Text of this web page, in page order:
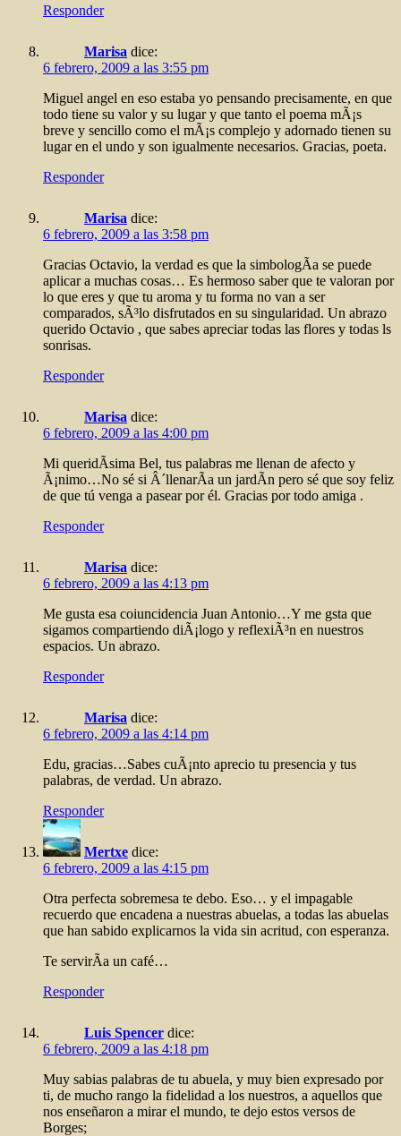
Responder
Marisa dice:
6 febrero, 2009 a las 3:55 pm
Miguel angel en eso estaba yo pensando precisamente, en que
todo tiene su valor y su lugar y que tanto el poema mÃ¡s
breve y sencillo como el mÃ¡s complejo y adornado tienen su
lugar en el undo y son igualmente necesarios. Gracias, poeta.
Responder
Marisa dice:
6 febrero, 2009 a las 3:58 pm
Gracias Octavio, la verdad es que la simbologÃ­a se puede
aplicar a muchas cosas… Es hermoso saber que te valoran por
lo que eres y que tu aroma y tu forma no van a ser
comparados, sÃ³lo disfrutados en su singularidad. Un abrazo
querido Octavio , que sabes apreciar todas las flores y todas ls
sonrisas.
Responder
Marisa dice:
6 febrero, 2009 a las 4:00 pm
Mi queridÃ­sima Bel, tus palabras me llenan de afecto y
Ã¡nimo…No sé si Â´llenarÃ­a un jardÃ­n pero sé que soy feliz
de que tú venga a pasear por él. Gracias por todo amiga .
Responder
Marisa dice:
6 febrero, 2009 a las 4:13 pm
Me gusta esa coiuncidencia Juan Antonio…Y me gsta que
sigamos compartiendo diÃ¡logo y reflexiÃ³n en nuestros
espacios. Un abrazo.
Responder
Marisa dice:
6 febrero, 2009 a las 4:14 pm
Edu, gracias…Sabes cuÃ¡nto aprecio tu presencia y tus
palabras, de verdad. Un abrazo.
Responder
Mertxe dice:
6 febrero, 2009 a las 4:15 pm
Otra perfecta sobremesa te debo. Eso… y el impagable
recuerdo que encadena a nuestras abuelas, a todas las abuelas
que han sabido explicarnos la vida sin acritud, con esperanza.
Te servirÃ­a un café…
Responder
Luis Spencer dice:
6 febrero, 2009 a las 4:18 pm
Muy sabias palabras de tu abuela, y muy bien expresado por
ti, de mucho rango la fidelidad a los nuestros, a aquellos que
nos enseñaron a mirar el mundo, te dejo estos versos de
Borges;